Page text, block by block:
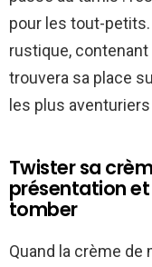
pour les tout-petits.
rustique,
trouvera sa place
les plus
Twister sa
présentation
tomber
Quand la crème de